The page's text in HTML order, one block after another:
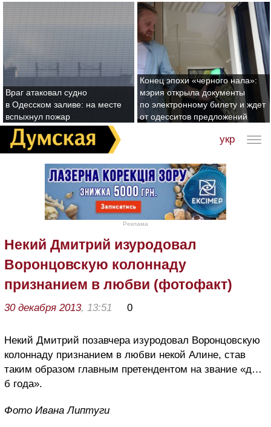
Враг атаковал судно
в Одесском заливе: на месте
вспыхнул пожар
Конец эпохи «черного нала»:
мэрия открыла документы
по электронному билету и ждет
от одесситов предложений
укр
Реклама
Некий Дмитрий изуродовал
Воронцовскую колоннаду
признанием в любви (фотофакт)
30 декабря 2013, 13:51 0
Некий Дмитрий позавчера изуродовал Воронцовскую
колоннаду признанием в любви некой Алине, став
таким образом главным претендентом на звание «д…
б года».
Фото Ивана Липтуги